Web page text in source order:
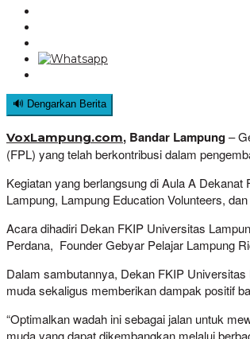
🔊 Dengarkan Berita
VoxLampung.com, Bandar Lampung–
(FPL) yang telah berkontribusi dalam
Kegiatan yang berlangsung di Aula A
Lampung, Lampung Education Volunteers,
Acara dihadiri Dekan FKIP Universitas
Perdana, Founder Gebyar Pelajar Lampung
Dalam sambutannya, Dekan FKIP
muda sekaligus memberikan dampak positif
“Optimalkan wadah ini sebagai jalan untuk
muda yang dapat dikembangkan melalui